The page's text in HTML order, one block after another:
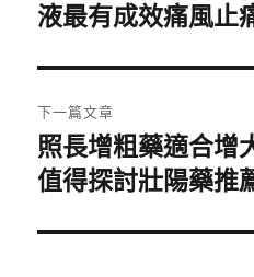
導
覽
一
文
章:
液最有成效痛風止
下一篇文章
下
一
文
照長增粗藥適合增
值得探討壯陽藥推